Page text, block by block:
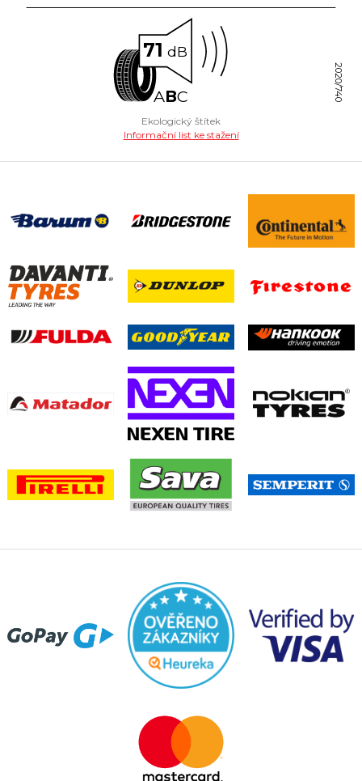
71 dB
ABC 2020/740
Ekologický štítek
Informační list ke stažení